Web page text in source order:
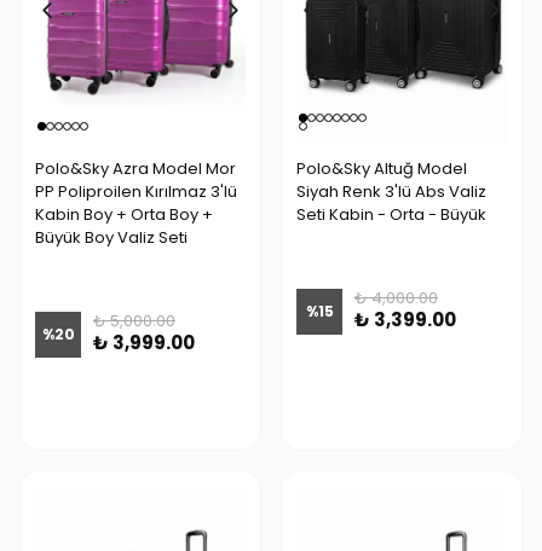
Polo&Sky Azra Model Mor
PP Poliproilen Kırılmaz 3'lü
Kabin Boy + Orta Boy +
Büyük Boy Valiz Seti
%20
₺ 5,000.00
₺ 3,999.00
Polo&Sky Altuğ Model
Siyah Renk 3'lü Abs Valiz
Seti Kabin - Orta - Büyük
%15
₺ 4,000.00
₺ 3,399.00